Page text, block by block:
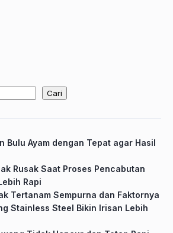
Cari
Bulu Ayam dengan Tepat agar Hasil
Rusak Saat Proses Pencabutan
Rapi
Tertanam Sempurna dan Faktornya
Stainless Steel Bikin Irisan Lebih